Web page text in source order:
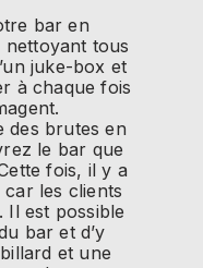
bar en
nettoyant tous
juke-box et
à chaque fois
des brutes en
le bar que
fois, il y a
les clients
Il est possible
bar et d’y
et une